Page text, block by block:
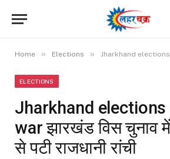
Home » Elections » Jharkhand elections Poster war झारखंड
ELECTIONS
Jharkhand
war झारखंड विस चुनाव
से पटी राजधानी रांची